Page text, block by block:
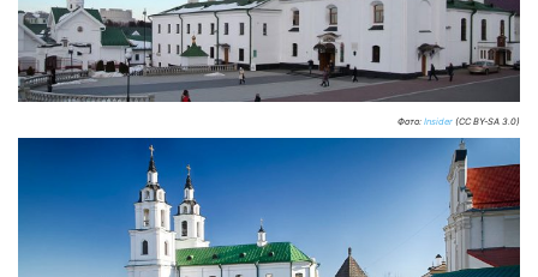
Фото: Insider (CC BY-SA 3.0)